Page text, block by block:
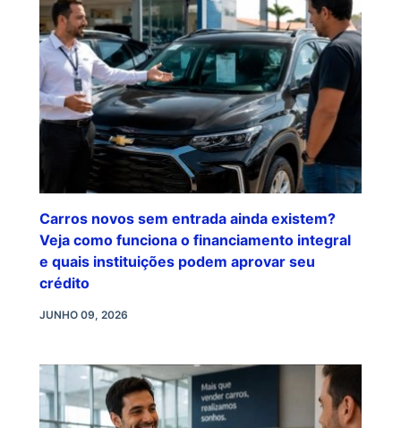
Carros novos sem entrada ainda existem?
Veja como funciona o financiamento integral
e quais instituições podem aprovar seu
crédito
JUNHO 09, 2026